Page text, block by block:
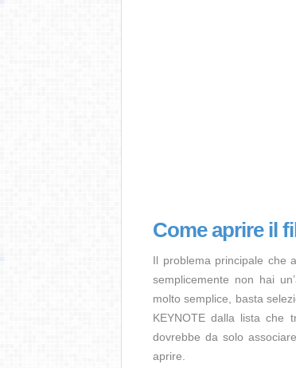
Come aprire il
Il problema principale che
semplicemente non hai
molto semplice, basta
KEYNOTE dalla lista che
dovrebbe da solo
aprire.